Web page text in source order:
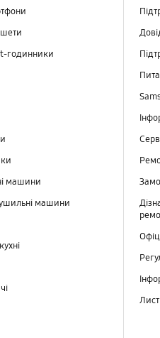
годинники
машини
машини